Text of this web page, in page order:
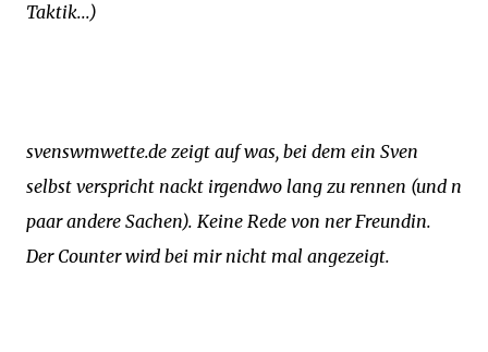
Taktik...)
svenswmwette.de zeigt auf was, bei dem ein Sven
selbst verspricht nackt irgendwo lang zu rennen (und n
paar andere Sachen). Keine Rede von ner Freundin.
Der Counter wird bei mir nicht mal angezeigt.